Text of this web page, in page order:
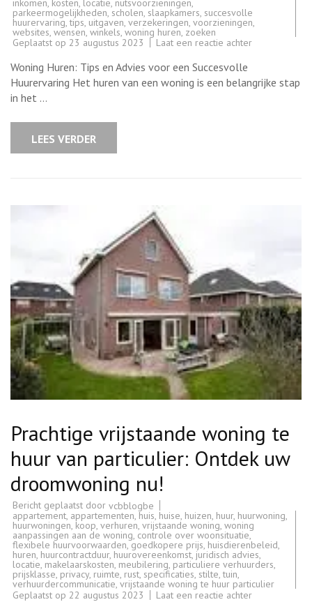
inkomen, kosten, locatie, nutsvoorzieningen,
parkeermogelijkheden, scholen, slaapkamers, succesvolle
huurervaring,tips, uitgaven, verzekeringen, voorzieningen,
websites, wensen, winkels, woning huren, zoeken
Geplaatst op 23 augustus 2023 Laat een reactie achterop
het
Succesvol
Woning Huren: Tips en Advies voor een Succesvolle
Huurervaring Het huren van een woning is een belangrijke stap
in het …
LEES VERDER
Prachtige vrijstaande woning te
huur van particulier: Ontdek uw
droomwoning nu!
Bericht geplaatst door vcbblogbe
appartement, appartementen,huis, huise, huizen, huur, huurwoning,
huurwoningen, koop, verhuren, vrijstaande woning, woning
aanpassingen aan de woning, controle over woonsituatie,
flexibele huurvoorwaarden,goedkopere prijs, huisdierenbeleid,
huren, huurcontractduur, huurovereenkomst, juridisch advies,
locatie, makelaarskosten, meubilering, particuliere verhuurders,
prijsklasse, privacy, ruimte, rust, specificaties, stilte,tuin,
verhuurdercommunicatie, vrijstaande woning te huur particulier
Geplaatst op 22 augustus 2023 Laat een reactie achterop